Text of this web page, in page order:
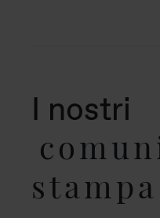
I nostri
stampa